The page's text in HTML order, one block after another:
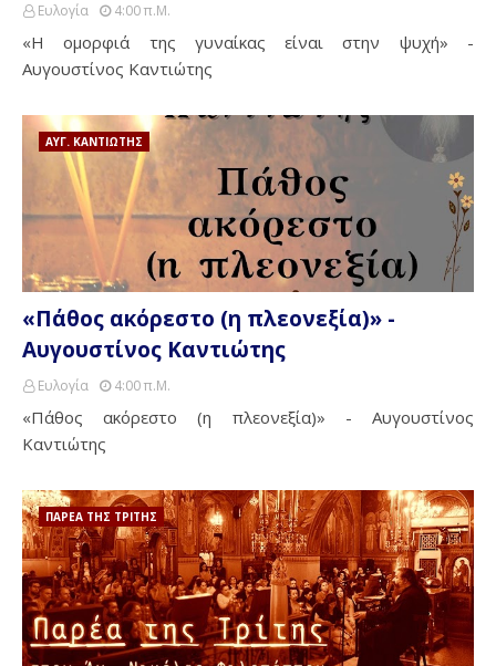
Ευλογία 4:00 Π.μ.
«Η ομορφιά της γυναίκας είναι στην ψυχή» -
Αυγουστίνος Καντιώτης
ΑΥΓ. ΚΑΝΤΙΩΤΗΣ
«Πάθος ακόρεστο (η πλεονεξία)» -
Αυγουστίνος Καντιώτης
Ευλογία 4:00 Π.μ.
«Πάθος ακόρεστο (η πλεονεξία)» - Αυγουστίνος
Καντιώτης
ΠΑΡΕΑ ΤΗΣ ΤΡΙΤΗΣ